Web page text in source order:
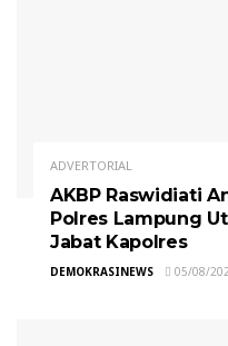
ADVERTORIAL
AKBP Raswidiati
Polres Lampung
Jabat Kapolres
DEMOKRASINEWS 05/08/